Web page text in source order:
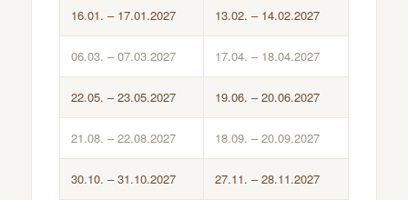
16.01. – 17.01.2027 13.02. – 14.02.2027
06.03. – 07.03.2027 17.04. – 18.04.2027
22.05. – 23.05.2027 19.06. – 20.06.2027
21.08. – 22.08.2027 18.09. – 20.09.2027
30.10. – 31.10.2027 27.11. – 28.11.2027